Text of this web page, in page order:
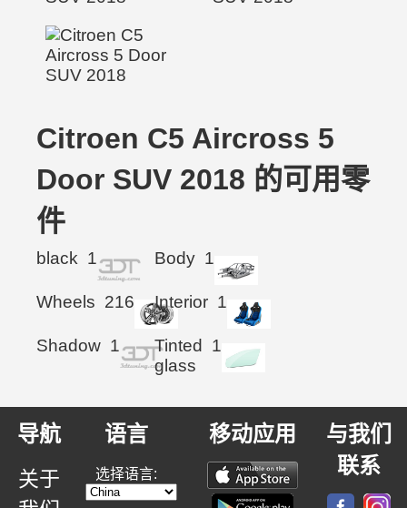
Citroen C5 Aircross 5
Door SUV 2018 的可用零
件
black 1 Body 1
Wheels 216 Interior 1
Shadow 1
Tinted
glass
1
导航
关于
语言
选择语言:
移动应用
与我们
联系